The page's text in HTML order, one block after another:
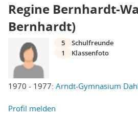
Regine Bernhardt-
Bernhardt)
1970 - 1977: Arndt-Gymnasium
5
Schulfreunde
1
Klassenfoto
Profil melden